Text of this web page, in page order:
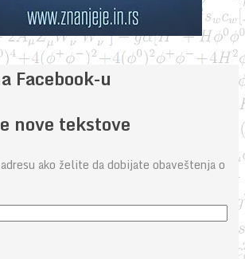
Facebook-u
nove tekstove
ako želite da dobijate obaveštenja o